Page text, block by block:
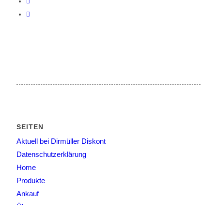
SEITEN
Aktuell bei Dirmüller Diskont
Datenschutzerklärung
Home
Produkte
Ankauf